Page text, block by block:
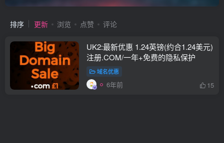
排序 更新 浏览 点赞 评论
UK2:最新优惠 1.24英镑(约合1.24美元)
注册.COM/一年+免费的隐私保护
域名优惠
6年前 15